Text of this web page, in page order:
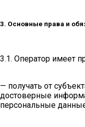
3. Основные права и
3.1. Оператор имеет
— получать от
достоверные
персональные